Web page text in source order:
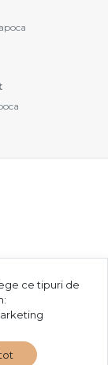
ce tipuri de